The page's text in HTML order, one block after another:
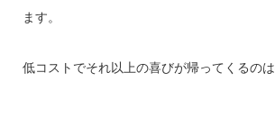
ます。
低コストでそれ以上の喜びが帰ってくるのは